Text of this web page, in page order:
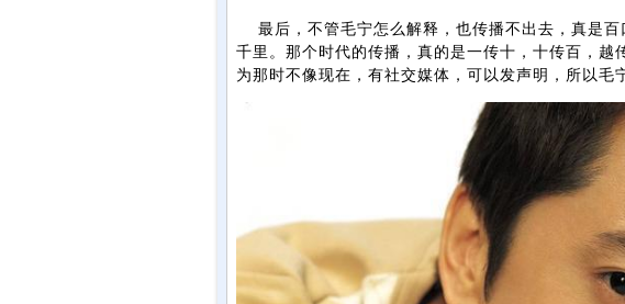
最后，不管毛宁怎么解释，也传播不出去，真是百
千里。那个时代的传播，真的是一传十，十传百，越
为那时不像现在，有社交媒体，可以发声明，所以毛